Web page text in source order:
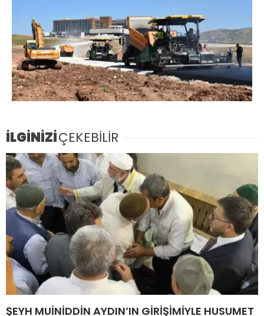
İLGİNİZİÇEKEBİLİR
ŞEYH MUİNİDDİN AYDIN’IN GİRİŞİMİYLE HUSUMET